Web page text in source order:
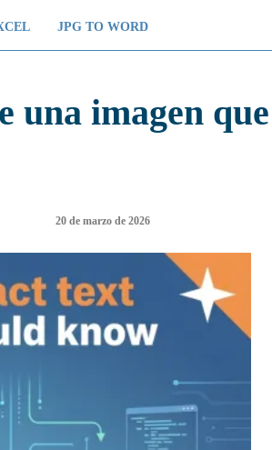
JPG TO WORD
una imagen que
20 de marzo de 2026